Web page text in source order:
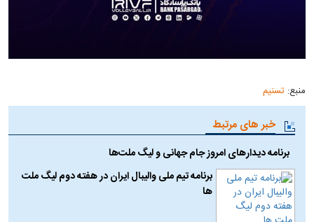
منبع:تسنیم
خبر های مرتبط
برنامه دیدار‌های امروز جام جهانی و لیگ ملت‌ها
برنامه تیم ملی والیبال ایران در هفته دوم لیگ ملت
ها